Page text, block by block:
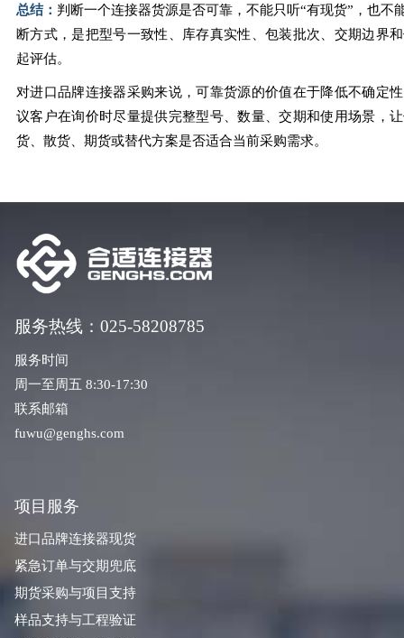
总结： 判断一个连接器货源是否可靠，不能只听“有现货”，也不
断方式，是把型号一致性、库存真实性、包装批次、交期边界
起评估。
对进口品牌连接器采购来说，可靠货源的价值在于降低不确定
议客户在询价时尽量提供完整型号、数量、交期和使用场景，
货、散货、期货或替代方案是否适合当前采购需求。
服务热线：025-58208785
服务时间
周一至周五 8:30-17:30
联系邮箱
fuwu@genghs.com
项目服务
进口品牌连接器现货
紧急订单与交期兜底
期货采购与项目支持
样品支持与工程验证